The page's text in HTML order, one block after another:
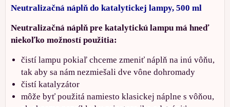
Neutralizačná náplň do katalytickej lampy, 500 ml
Neutralizačná náplň pre katalytickú lampu má hneď
niekoľko možností použitia:
čistí lampu pokiaľ chceme zmeniť náplň na inú vôňu,
tak aby sa nám nezmiešali dve vône dohromady
čistí katalyzátor
môže byť použitá namiesto klasickej náplne s vôňou,